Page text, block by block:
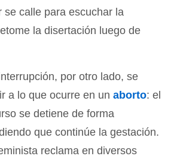
se calle para escuchar la
la disertación luego de
por otro lado, se
a lo que ocurre en un aborto: el
se detiene de forma
que continúe la gestación.
reclama en diversos